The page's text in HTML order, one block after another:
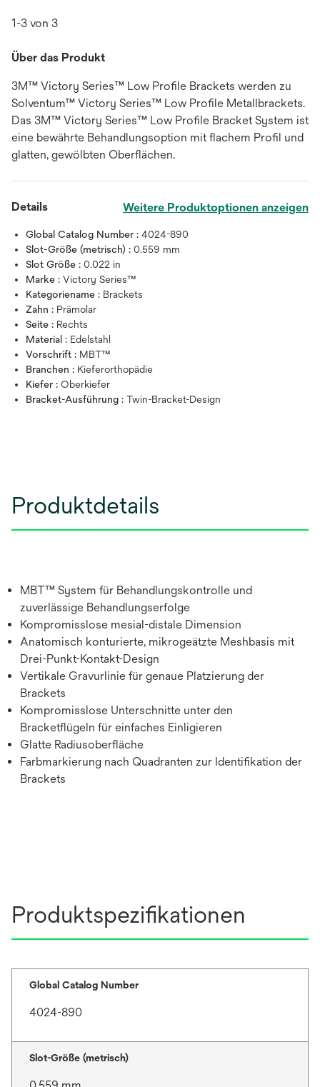
1-3 von 3
Über das Produkt
3M™ Victory Series™ Low Profile Brackets werden zu
Solventum™ Victory Series™ Low Profile Metallbrackets.
Das 3M™ Victory Series™ Low Profile Bracket System ist
eine bewährte Behandlungsoption mit flachem Profil und
glatten, gewölbten Oberflächen.
Details Weitere Produktoptionen anzeigen
Global Catalog Number : 4024-890
Slot-Größe (metrisch) : 0.559 mm
Slot Größe : 0.022 in
Marke : Victory Series™
Kategoriename : Brackets
Zahn : Prämolar
Seite : Rechts
Material : Edelstahl
Vorschrift : MBT™
Branchen : Kieferorthopädie
Kiefer : Oberkiefer
Bracket-Ausführung : Twin-Bracket-Design
Produktdetails
MBT™ System für Behandlungskontrolle und
zuverlässige Behandlungserfolge
Kompromisslose mesial-distale Dimension
Anatomisch konturierte, mikrogeätzte Meshbasis mit
Drei-Punkt-Kontakt-Design
Vertikale Gravurlinie für genaue Platzierung der
Brackets
Kompromisslose Unterschnitte unter den
Bracketflügeln für einfaches Einligieren
Glatte Radiusoberfläche
Farbmarkierung nach Quadranten zur Identifikation der
Brackets
Produktspezifikationen
Global Catalog Number
4024-890
Slot-Größe (metrisch)